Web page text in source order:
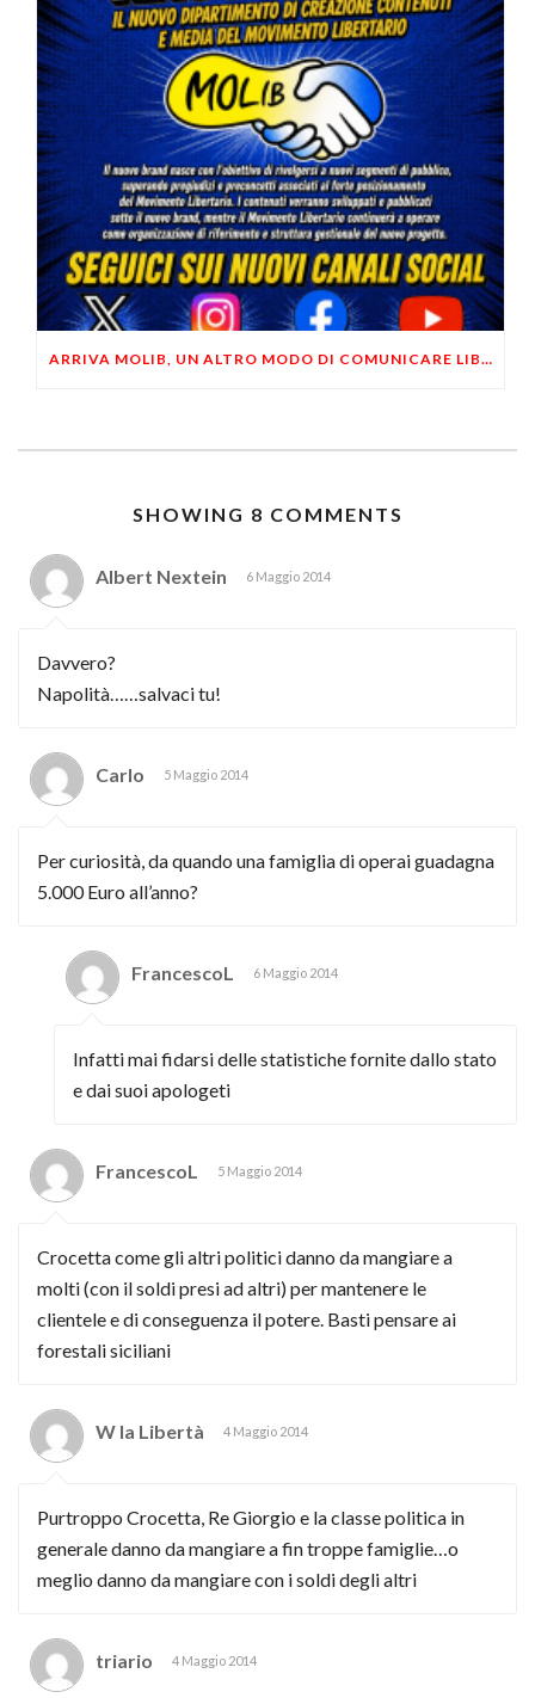
ARRIVA MOLIB, UN ALTRO MODO DI COMUNICARE LIBERTARIO
SHOWING 8 COMMENTS
Albert Nextein 6 Maggio 2014
Davvero?
Napolità……salvaci tu!
Carlo 5 Maggio 2014
Per curiosità, da quando una famiglia di operai guadagna
5.000 Euro all’anno?
FrancescoL 6 Maggio 2014
Infatti mai fidarsi delle statistiche fornite dallo stato
e dai suoi apologeti
FrancescoL 5 Maggio 2014
Crocetta come gli altri politici danno da mangiare a
molti (con il soldi presi ad altri) per mantenere le
clientele e di conseguenza il potere. Basti pensare ai
forestali siciliani
W la Libertà 4 Maggio 2014
Purtroppo Crocetta, Re Giorgio e la classe politica in
generale danno da mangiare a fin troppe famiglie…o
meglio danno da mangiare con i soldi degli altri
triario 4 Maggio 2014